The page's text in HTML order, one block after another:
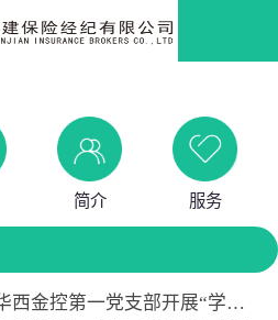
简介 服务
华西金控第一党支部开展“学党史 知党情 做合格党员”主题教育工作会